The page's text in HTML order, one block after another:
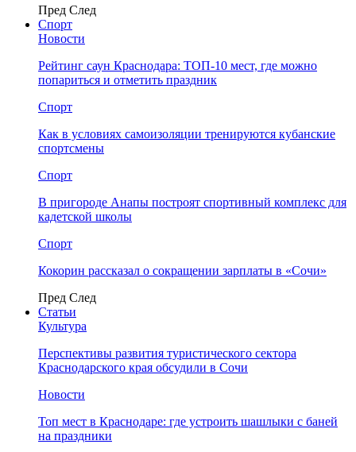
Пред След
Спорт
Новости
Рейтинг саун Краснодара: ТОП-10 мест, где можно
попариться и отметить праздник
Спорт
Как в условиях самоизоляции тренируются кубанские
спортсмены
Спорт
В пригороде Анапы построят спортивный комплекс для
кадетской школы
Спорт
Кокорин рассказал о сокращении зарплаты в «Сочи»
Пред След
Статьи
Культура
Перспективы развития туристического сектора
Краснодарского края обсудили в Сочи
Новости
Топ мест в Краснодаре: где устроить шашлыки с баней
на праздники